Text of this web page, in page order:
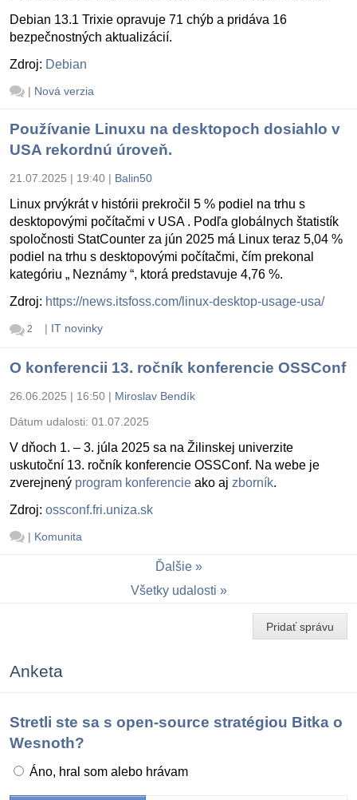
Debian 13.1 Trixie opravuje 71 chýb a pridáva 16
bezpečnostných aktualizácií.
Zdroj: Debian
| Nová verzia
Používanie Linuxu na desktopoch dosiahlo v
USA rekordnú úroveň.
21.07.2025 | 19:40 | Balin50
Linux prvýkrát v histórii prekročil 5 % podiel na trhu s
desktopovými počítačmi v USA . Podľa globálnych štatistík
spoločnosti StatCounter za jún 2025 má Linux teraz 5,04 %
podiel na trhu s desktopovými počítačmi, čím prekonal
kategóriu „ Neznámy “, ktorá predstavuje 4,76 %.
Zdroj: https://news.itsfoss.com/linux-desktop-usage-usa/
2 | IT novinky
O konferencii 13. ročník konferencie OSSConf
26.06.2025 | 16:50 | Miroslav Bendík
Dátum udalosti: 01.07.2025
V dňoch 1. – 3. júla 2025 sa na Žilinskej univerzite
uskutoční 13. ročník konferencie OSSConf. Na webe je
zverejnený program konferencie ako aj zborník.
Zdroj: ossconf.fri.uniza.sk
| Komunita
Ďalšie
Všetky udalosti
Pridať správu
Anketa
Stretli ste sa s open-source stratégiou Bitka o
Wesnoth?
Áno, hral som alebo hrávam